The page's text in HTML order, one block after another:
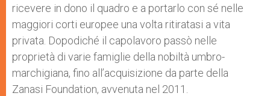
ricevere in dono il quadro e a portarlo con sé nelle
maggiori corti europee una volta ritiratasi a vita
privata. Dopodiché il capolavoro passò nelle
proprietà di varie famiglie della nobiltà umbro-
marchigiana, fino all’acquisizione da parte della
Zanasi Foundation, avvenuta nel 2011.